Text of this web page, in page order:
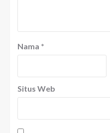
Nama *
Situs Web